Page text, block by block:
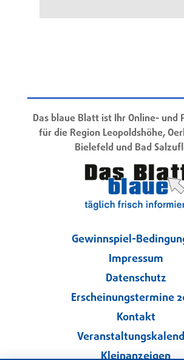
Das blaue Blatt ist Ihr Online- und
für die Region Leopoldshöhe,
Bielefeld und Bad
Gewinnspiel-
Impressum
Datenschutz
Erscheinungstermine
Kontakt
Kleinanzeigen